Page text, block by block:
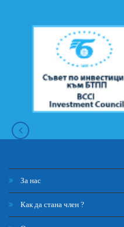
За нас
Как да стана член ?